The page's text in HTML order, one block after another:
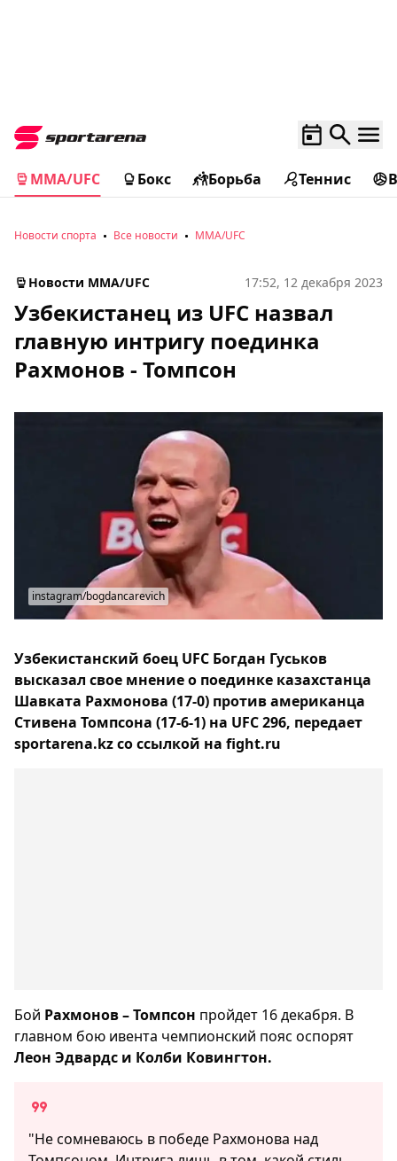
MMA/UFC Бокс Борьба Теннис
Новости спорта Все новости MMA/UFC
Новости MMA/UFC 17:52, 12 декабря 2023
Узбекистанец из UFC назвал
главную интригу поединка
Рахмонов - Томпсон
instagram/bogdancarevich
Узбекистанский боец UFC Богдан Гуськов
высказал свое мнение о поединке казахстанца
Шавката Рахмонова (17-0) против американца
Стивена Томпсона (17-6-1) на UFC 296, передает
sportarena.kz со ссылкой на fight.ru
Бой Рахмонов – Томпсон пройдет 16 декабря. В
главном бою ивента чемпионский пояс оспорят
Леон Эдвардс и Колби Ковингтон.
"Не сомневаюсь в победе Рахмонова над